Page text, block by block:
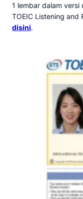
1 lembar dalam
TOEIC Listening and
disini.